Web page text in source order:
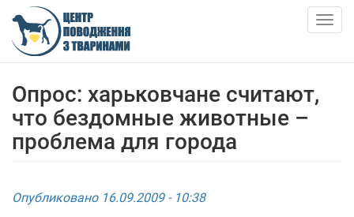
main
content
О НАС
НОВОСТИ
УСЛУГИ
Опрос: харьковчане считают,
что бездомные животные –
проблема для города
Опубликовано 16.09.2009 - 10:38